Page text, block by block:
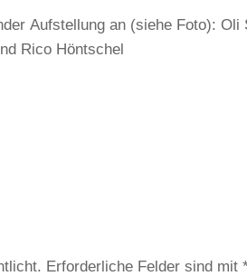
Aufstellung an (siehe Foto): Oli
Rico Höntschel
Erforderliche Felder sind mit